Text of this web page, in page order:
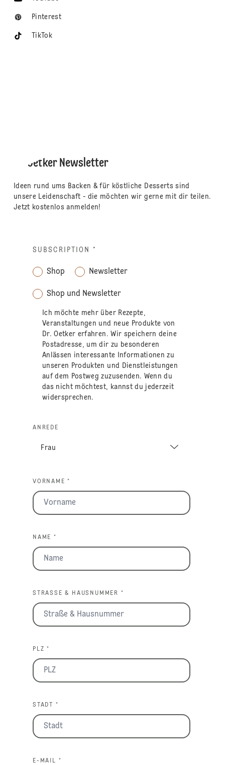
Pinterest
TikTok
Dr. Oetker Newsletter
Ideen rund ums Backen & für köstliche Desserts sind
unsere Leidenschaft - die möchten wir gerne mit dir teilen.
Jetzt kostenlos anmelden!
SUBSCRIPTION *
Shop Newsletter
Shop und Newsletter
Ich möchte mehr über Rezepte,
Veranstaltungen und neue Produkte von
Dr. Oetker erfahren. Wir speichern deine
Postadresse, um dir zu besonderen
Anlässen interessante Informationen zu
unseren Produkten und Dienstleistungen
auf dem Postweg zuzusenden. Wenn du
das nicht möchtest, kannst du jederzeit
widersprechen.
ANREDE
VORNAME *
NAME *
STRASSE & HAUSNUMMER *
PLZ *
STADT *
E-MAIL *